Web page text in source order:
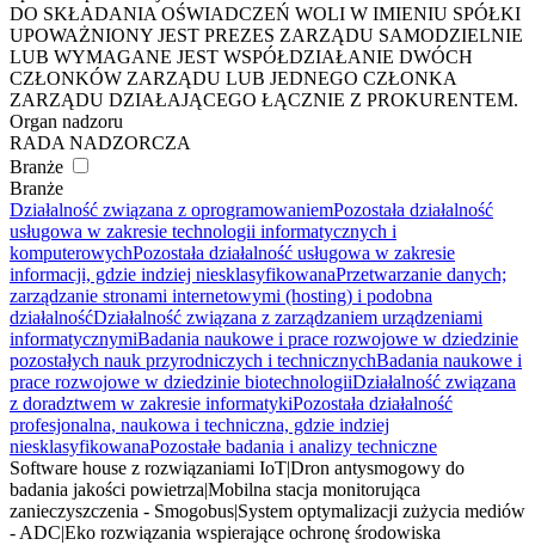
DO SKŁADANIA OŚWIADCZEŃ WOLI W IMIENIU SPÓŁKI
UPOWAŻNIONY JEST PREZES ZARZĄDU SAMODZIELNIE
LUB WYMAGANE JEST WSPÓŁDZIAŁANIE DWÓCH
CZŁONKÓW ZARZĄDU LUB JEDNEGO CZŁONKA
ZARZĄDU DZIAŁAJĄCEGO ŁĄCZNIE Z PROKURENTEM.
Organ nadzoru
RADA NADZORCZA
Branże
Branże
Działalność związana z oprogramowaniemPozostała działalność
usługowa w zakresie technologii informatycznych i
komputerowychPozostała działalność usługowa w zakresie
informacji, gdzie indziej niesklasyfikowanaPrzetwarzanie danych;
zarządzanie stronami internetowymi (hosting) i podobna
działalnośćDziałalność związana z zarządzaniem urządzeniami
informatycznymiBadania naukowe i prace rozwojowe w dziedzinie
pozostałych nauk przyrodniczych i technicznychBadania naukowe i
prace rozwojowe w dziedzinie biotechnologiiDziałalność związana
z doradztwem w zakresie informatykiPozostała działalność
profesjonalna, naukowa i techniczna, gdzie indziej
niesklasyfikowanaPozostałe badania i analizy techniczne
Software house z rozwiązaniami IoTDron antysmogowy do
badania jakości powietrzaMobilna stacja monitorująca
zanieczyszczenia - Smogobus System optymalizacji zużycia mediów
- ADC Eko rozwiązania wspierające ochronę środowiska